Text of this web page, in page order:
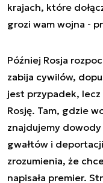
krajach, które
grozi wam wojna -
Później Rosja
zabija cywilów,
jest przypadek,
Rosję. Tam, gdzie
znajdujemy
gwałtów i
zrozumienia, że
napisała premier.